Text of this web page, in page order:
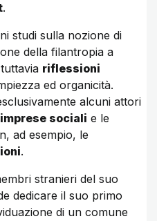
.
studi sulla nozione di
della filantropia a
riflessioni
ed organicità.
alcuni attori
imprese sociali e le
ad esempio, le
.
stranieri del suo
dedicare il suo primo
di un comune